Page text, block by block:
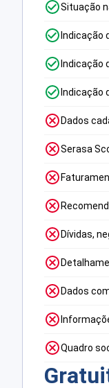
Situação
Indicação
Indicação
Indicação
Dados
Serasa
Dívidas,
Dados
Quadro